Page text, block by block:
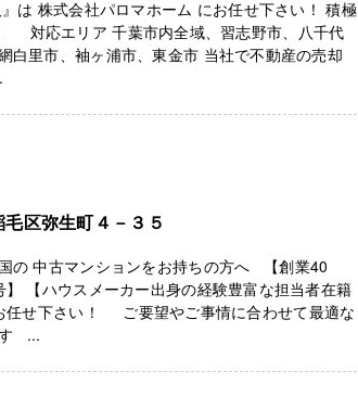
は 株式会社パロマホーム にお任せ下さい！ 積極
対応エリア 千葉市内全域、習志野市、八千代
白里市、袖ヶ浦市、東金市 当社で不動産の売却
区弥生町４－３５
の 中古マンションをお持ちの方へ 【創業40
【ハウスメーカー出身の経験豊富な担当者在籍
任せ下さい！ ご要望やご事情に合わせて最適な
す ...